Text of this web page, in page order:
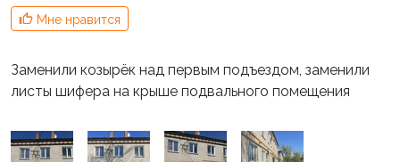
Мне нравится
Заменили козырёк над первым подъездом, заменили
листы шифера на крыше подвального помещения